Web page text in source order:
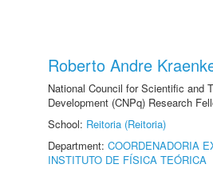
Roberto Andre
National Council for Scientific and
Development (CNPq) Research
School: Reitoria (Reitoria)
Department: COORDENADORIA
INSTITUTO DE FÍSICA TEÓRICA